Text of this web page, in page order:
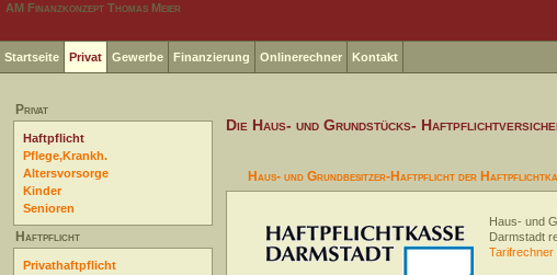
AM Finanzkonzept Thomas Meier
Startseite Privat Gewerbe Finanzierung Onlinerechner Kontakt
Privat
Haftpflicht
Pflege,Krankh.
Altersvorsorge
Kinder
Senioren
Haftpflicht
Privathaftpflicht
Die Haus- und Grundstücks-
Haus- und Grundbesitzer-Haftpflicht der
Haus- und
Darmstadt
Tarifrechner